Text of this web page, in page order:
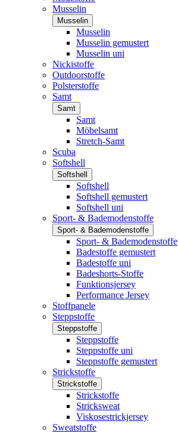
Musselin
Musselin
Musselin
Musselin gemustert
Musselin uni
Nickistoffe
Outdoorstoffe
Polsterstoffe
Samt
Samt
Samt
Möbelsamt
Stretch-Samt
Scuba
Softshell
Softshell
Softshell
Softshell gemustert
Softshell uni
Sport- & Bademodenstoffe
Sport- & Bademodenstoffe
Sport- & Bademodenstoffe
Badestoffe gemustert
Badestoffe uni
Badeshorts-Stoffe
Funktionsjersey
Performance Jersey
Stoffpanele
Steppstoffe
Steppstoffe
Steppstoffe
Steppstoffe uni
Steppstoffe gemustert
Strickstoffe
Strickstoffe
Strickstoffe
Stricksweat
Viskosestrickjersey
Sweatstoffe